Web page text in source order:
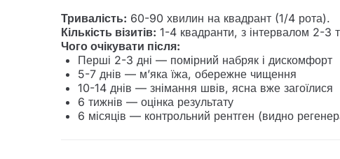
Тривалість: 60-90 хвилин на квадрант (1/4 рота).
Кількість візитів: 1-4 квадранти, з інтервалом 2-3
Чого очікувати після:
Перші 2-3 дні — помірний набряк і дискомфорт
5-7 днів — м’яка їжа, обережне чищення
10-14 днів — знімання швів, ясна вже загоїлися
6 тижнів — оцінка результату
6 місяців — контрольний рентген (видно